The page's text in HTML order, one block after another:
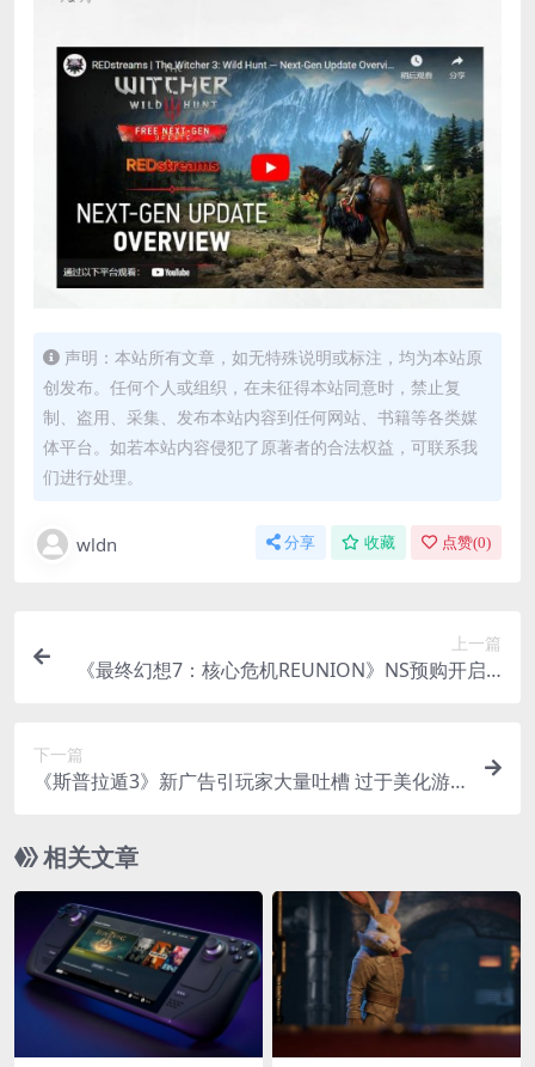
声明：本站所有文章，如无特殊说明或标注，均为本站原
创发布。任何个人或组织，在未征得本站同意时，禁止复
制、盗用、采集、发布本站内容到任何网站、书籍等各类媒
体平台。如若本站内容侵犯了原著者的合法权益，可联系我
们进行处理。
wldn 分享 收藏 点赞(0)
上一篇
《最终幻想7：核心危机REUNION》NS预购开启 3
下一篇
《斯普拉遁3》新广告引玩家大量吐槽 过于美化游
相关文章